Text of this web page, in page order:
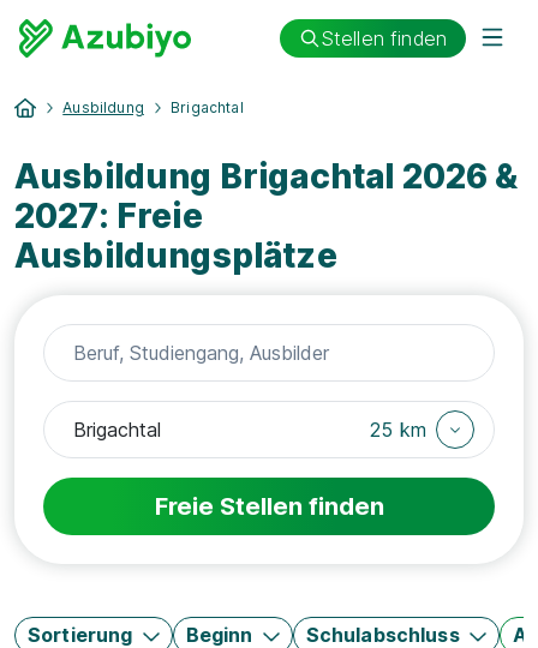
Stellen finden
Ausbildung Brigachtal
Ausbildung Brigachtal 2026 &
2027: Freie
Ausbildungsplätze
25 km
Freie Stellen finden
Sortierung Beginn Schulabschluss